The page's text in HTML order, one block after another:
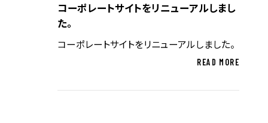
拠点一覧
CSR情報
電子公告
有料職業紹介に関する事項
コーポレートサイトをリニューアルしまし
た。
コーポレートサイトをリニューアルしました。
READ MORE